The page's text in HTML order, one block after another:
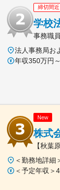
締切間近
学校
事務職
New
株式
【秋葉